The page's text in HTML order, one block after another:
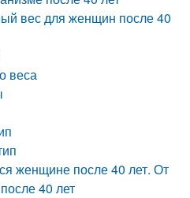
вес для женщин после 40
веса
женщине после 40 лет. От
40 лет